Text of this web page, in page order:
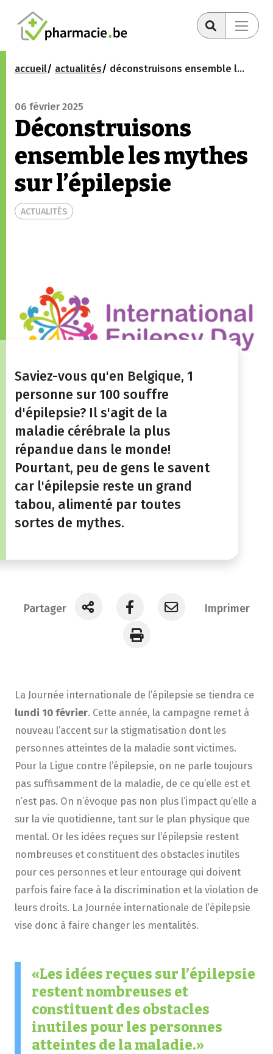
accueil actualités déconstruisons ensemble les mythes sur l’épilepsie
06 février 2025
Déconstruisons
ensemble les mythes
sur l’épilepsie
ACTUALITÉS
Saviez-vous qu'en Belgique, 1
personne sur 100 souffre
d'épilepsie? Il s'agit de la
maladie cérébrale la plus
répandue dans le monde!
Pourtant, peu de gens le savent
car l'épilepsie reste un grand
tabou, alimenté par toutes
sortes de mythes.
Partager Imprimer
La Journée internationale de l’épilepsie se tiendra ce
lundi 10 février. Cette année, la campagne remet à
nouveau l’accent sur la stigmatisation dont les
personnes atteintes de la maladie sont victimes.
Pour la Ligue contre l’épilepsie, on ne parle toujours
pas suffisamment de la maladie, de ce qu’elle est et
n’est pas. On n’évoque pas non plus l’impact qu’elle a
sur la vie quotidienne, tant sur le plan physique que
mental. Or les idées reçues sur l’épilepsie restent
nombreuses et constituent des obstacles inutiles
pour ces personnes et leur entourage qui doivent
parfois faire face à la discrimination et la violation de
leurs droits. La Journée internationale de l’épilepsie
vise donc à faire changer les mentalités.
Les idées reçues sur l’épilepsie
restent nombreuses et
constituent des obstacles
inutiles pour les personnes
atteintes de la maladie.